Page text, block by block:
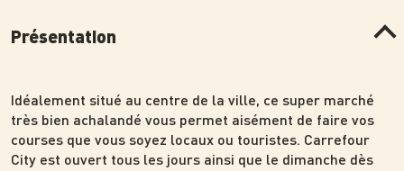
Présentation
Idéalement situé au centre de la ville, ce super marché
très bien achalandé vous permet aisément de faire vos
courses que vous soyez locaux ou touristes. Carrefour
City est ouvert tous les jours ainsi que le dimanche dès